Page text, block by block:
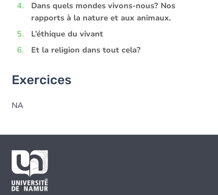
Dans quels mondes vivons-nous? Nos
rapports à la nature et aux animaux.
L’éthique du vivant
Et la religion dans tout cela?
Exercices
NA